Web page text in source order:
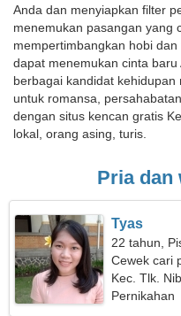
Anda dan menyiapkan filter
menemukan pasangan yang
mempertimbangkan hobi
dapat menemukan cinta
berbagai kandidat
untuk romansa,
dengan situs kencan gratis
lokal, orang asing, turis.
Pria dan
Tyas
22 tahun,
Cewek cari
Kec. Tlk.
Pernikahan